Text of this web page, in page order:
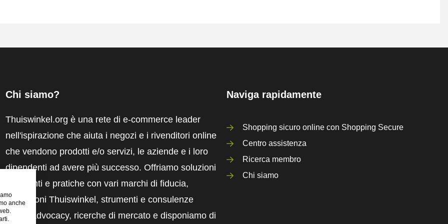
Chi siamo?
Thuiswinkel.org è una rete di e-commerce leader
nell'ispirazione che aiuta i negozi e i rivenditori online
che vendono prodotti e/o servizi, le aziende e i loro
dipendenti ad avere più successo. Offriamo soluzioni
pertinenti e pratiche con vari marchi di fiducia,
recensioni Thuiswinkel, strumenti e consulenze
legali, advocacy, ricerche di mercato e disponiamo di
Naviga rapidamente
Shopping sicuro online con Shopping Secure
Centro assistenza
Ricerca membro
Chi siamo
anche